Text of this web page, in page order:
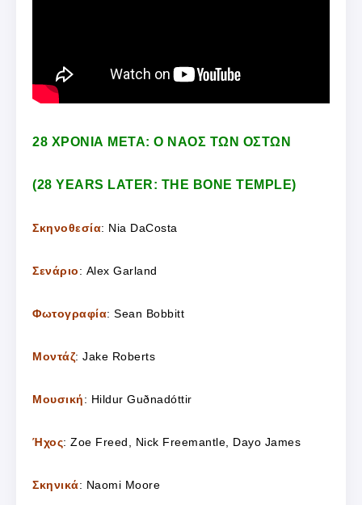
28 ΧΡΟΝΙΑ ΜΕΤΑ: Ο ΝΑΟΣ ΤΩΝ ΟΣΤΩΝ
(28 YEARS LATER: THE BONE TEMPLE)
Σκηνοθεσία: Nia DaCosta
Σενάριο: Alex Garland
Φωτογραφία: Sean Bobbitt
Μοντάζ: Jake Roberts
Μουσική: Hildur Guðnadóttir
Ήχος: Zoe Freed, Nick Freemantle, Dayo James
Σκηνικά: Naomi Moore